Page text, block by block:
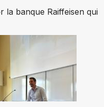
la banque Raiffeisen qui